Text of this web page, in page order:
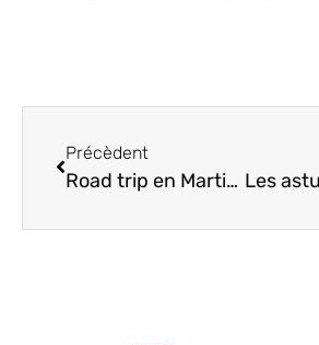
Précèdent
Road trip en Martinique: Découvrir l’île aux fleurs